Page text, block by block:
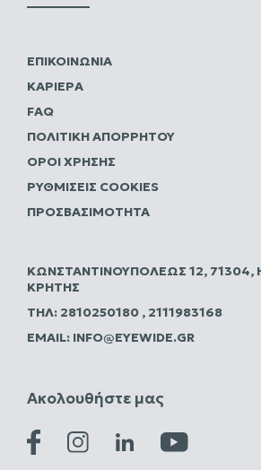
ΕΠΙΚΟΙΝΩΝΊΑ
ΚΑΡΙΈΡΑ
FAQ
ΠΟΛΙΤΙΚΗ ΑΠΟΡΡΗΤΟΥ
ΌΡΟΙ ΧΡΉΣΗΣ
ΡΥΘΜΊΣΕΙΣ COOKIES
ΠΡΟΣΒΑΣΙΜΌΤΗΤΑ
ΚΩΝΣΤΑΝΤΙΝΟΥΠΌΛΕΩΣ 12, 71304,
ΚΡΉΤΗΣ
ΤΗΛ: 2810250180 , 2111983168
EMAIL: INFO@EYEWIDE.GR
Ακολουθήστε μας